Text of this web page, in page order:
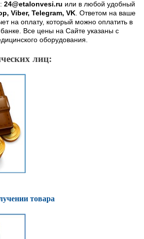
24@etalonvesi.ru или в любой удобный
Viber, Telegram, VK. Ответом на ваше
на оплату, который можно оплатить в
Все цены на Сайте указаны с
оборудования.
лиц:
товара